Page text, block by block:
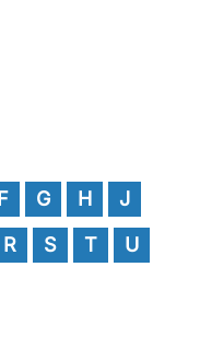
F G H
J
R S T
U